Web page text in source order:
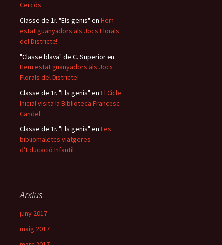
Cercós
Classe de 1r. "Els genis" en Hem
estat guanyadors als Jocs Florals
del Districte!
"Classe blava" de C. Superioren
Hem estat guanyadors als Jocs
Florals del Districte!
Classe de 1r. "Els genis" en El Cicle
Inicial visita la Biblioteca Francesc
Candel
Classe de 1r. "Els genis" en Les
bibliomaletes viatgeres
d’Educació Infantil
Arxius
juny 2017
maig 2017